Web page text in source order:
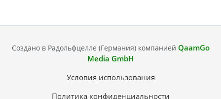
Создано в Радольфцелле (Германия) компанией QaamGo
Media GmbH
Условия использования
Политика конфиденциальности